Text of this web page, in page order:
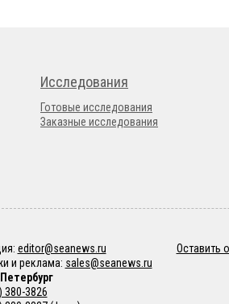
Исследования
Готовые исследования
Заказные исследования
editor@seanews.ru
и реклама: sales@seanews.ru
380-3826
Оставить